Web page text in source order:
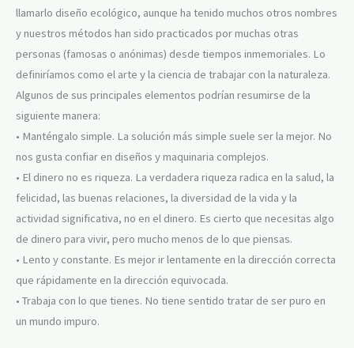
llamarlo diseño ecológico, aunque ha tenido muchos otros nombres
y nuestros métodos han sido practicados por muchas otras
personas (famosas o anónimas) desde tiempos inmemoriales. Lo
definiríamos como el arte y la ciencia de trabajar con la naturaleza.
Algunos de sus principales elementos podrían resumirse de la
siguiente manera:
• Manténgalo simple. La solución más simple suele ser la mejor. No
nos gusta confiar en diseños y maquinaria complejos.
• El dinero no es riqueza. La verdadera riqueza radica en la salud, la
felicidad, las buenas relaciones, la diversidad de la vida y la
actividad significativa, no en el dinero. Es cierto que necesitas algo
de dinero para vivir, pero mucho menos de lo que piensas.
• Lento y constante. Es mejor ir lentamente en la dirección correcta
que rápidamente en la dirección equivocada.
• Trabaja con lo que tienes. No tiene sentido tratar de ser puro en
un mundo impuro.